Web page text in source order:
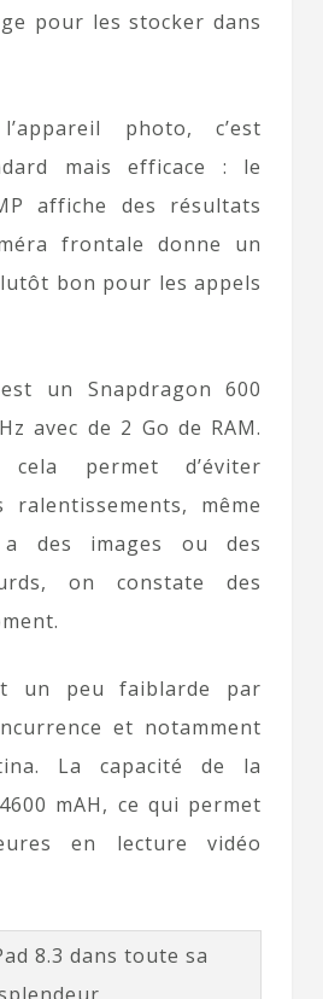
pour les stocker dans
photo, c’est
mais efficace : le
affiche des résultats
frontale donne un
bon pour les appels
un Snapdragon 600
avec de 2 Go de RAM.
cela permet d’éviter
ralentissements, même
des images ou des
on constate des
un peu faiblarde par
et notamment
La capacité de la
mAH, ce qui permet
en lecture vidéo